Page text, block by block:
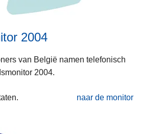
2004
van België namen telefonisch
2004.
naar de monitor